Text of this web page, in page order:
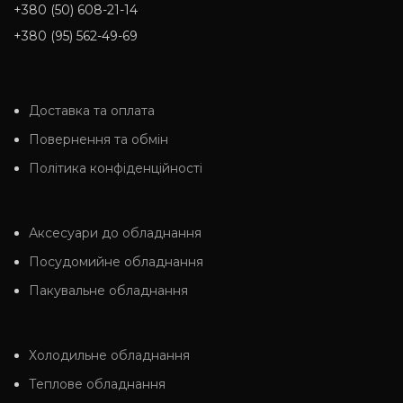
+380 (50) 608-21-14
+380 (95) 562-49-69
Доставка та оплата
Повернення та обмін
Політика конфіденційності
Аксесуари до обладнання
Посудомийне обладнання
Пакувальне обладнання
Холодильне обладнання
Теплове обладнання